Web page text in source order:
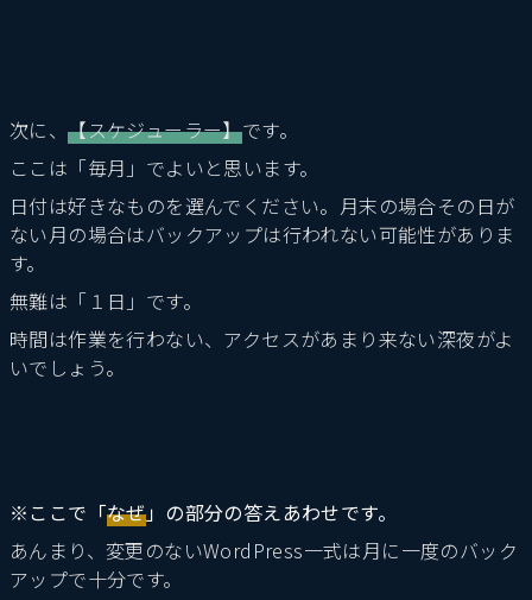
次に、【スケジューラー】です。
ここは「毎月」でよいと思います。
日付は好きなものを選んでください。月末の場合その日が
ない月の場合はバックアップは行われない可能性がありま
す。
無難は「１日」です。
時間は作業を行わない、アクセスがあまり来ない深夜がよ
いでしょう。
※ここで「なぜ」の部分の答えあわせです。
あんまり、変更のないWordPress一式は月に一度のバック
アップで十分です。